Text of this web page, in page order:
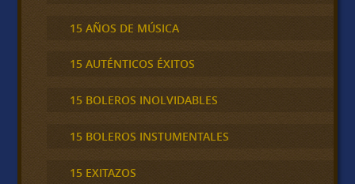
15 AÑOS DE MÚSICA
15 AUTÉNTICOS ÉXITOS
15 BOLEROS INOLVIDABLES
15 BOLEROS INSTUMENTALES
15 EXITAZOS